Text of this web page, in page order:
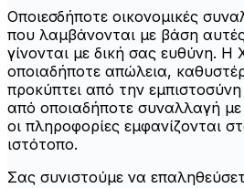
Οποιεσδήποτε οικονομικές
που λαμβάνονται με βάση
γίνονται με δική σας ευθύνη. Η
οποιαδήποτε απώλεια,
προκύπτει από την
από οποιαδήποτε συναλλαγή
οι πληροφορίες εμφανίζονται
ιστότοπο.
Σας συνιστούμε να